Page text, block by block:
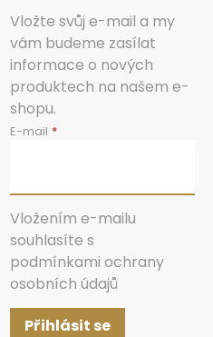
Vložte svůj e-mail a my
vám budeme zasílat
informace o nových
produktech na našem e-
shopu.
E-mail
Vložením e-mailu
souhlasíte s
podmínkami ochrany
osobních údajů
Přihlásit se